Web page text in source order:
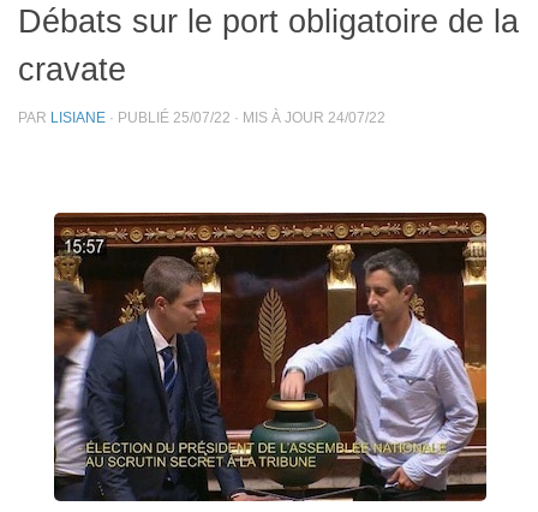
Débats sur le port obligatoire de la
cravate
PAR LISIANE · PUBLIÉ 25/07/22 · MIS À JOUR 24/07/22